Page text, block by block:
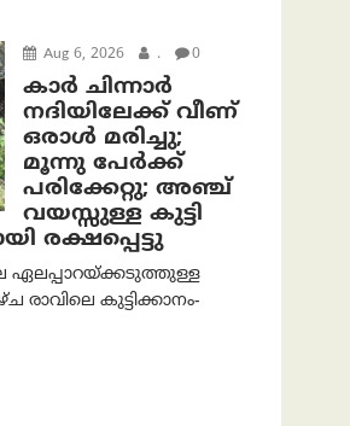
Aug 6, 2026 . 0
കാര്‍ ചിന്നാര്‍
നദിയിലേക്ക് വീണ്
ഒരാള്‍ മരിച്ചു;
മൂന്നു പേര്‍ക്ക്
പരിക്കേറ്റു; അഞ്ച്
വയസ്സുള്ള കുട്ടി
രക്ഷപ്പെട്ടു
ഏലപ്പാറയ്ക്കടുത്തുള്ള
രാവിലെ കുട്ടിക്കാനം-